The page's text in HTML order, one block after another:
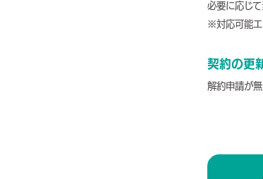
必要に応じ
※対応可能エ
契約の更
解約申請が